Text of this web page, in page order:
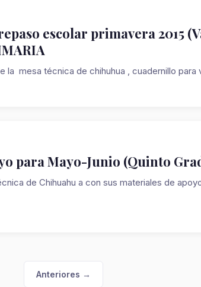
escolar primavera 2015
la mesa técnica de chihuhua , cuadernillo para
para Mayo-Junio (Quinto
de Chihuahu a con sus materiales de
Anteriores →